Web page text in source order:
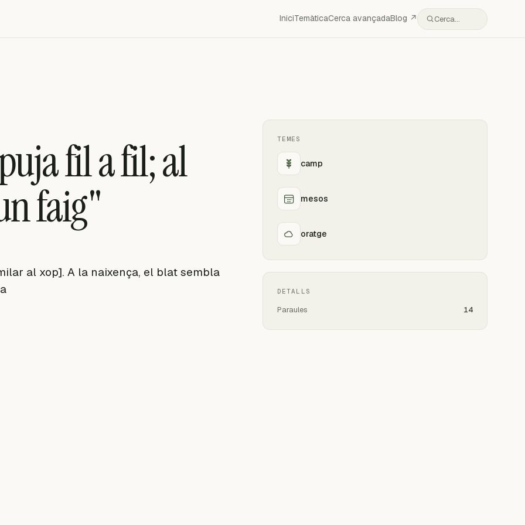
IniciTemàticaCerca avançadaBlog ↗ Cerca…
fil a fil; al
faig"
al xop]. A la naixença, el blat sembla
TEMES
camp
mesos
oratge
DETALLS
Paraules 14